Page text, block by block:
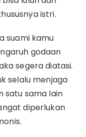
istri.
suami kamu
godaan
segera diatasi.
selalu menjaga
satu sama lain
diperlukan